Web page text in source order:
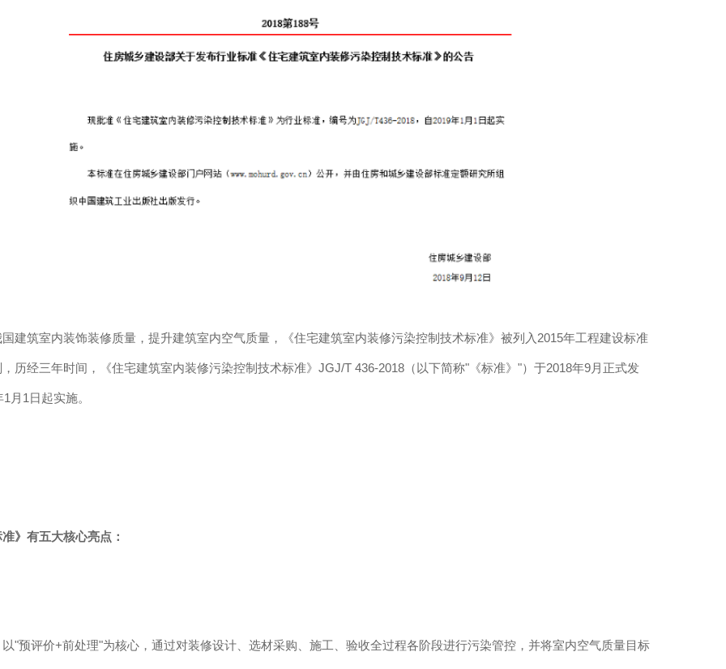
建筑室内装饰装修质量，提升建筑室内空气质量，《住宅建筑室内装修污染控制技术标准》被列入 2015年工程建设标准
历经三年时间，《住宅建筑室内装修污染控制技术标准》JGJ/T 436-2018 （以下简称" 《标准》"）于2018年9月正式发
1 月 1 日起实施。
》有五大核心亮点：
以"预评价+前处理"为核心，通过对装修设计、选材采购、施工、验收全过程各阶段进行污染管控，并将室内空气质量目标